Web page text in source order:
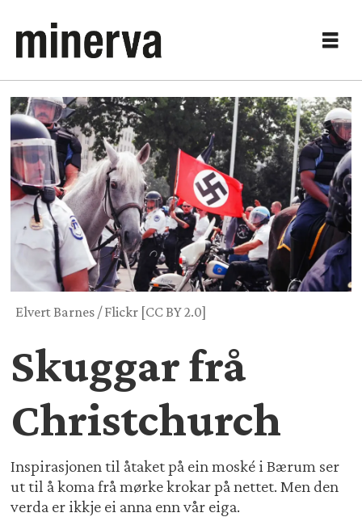
Elvert Barnes / Flickr [CC BY 2.0]
Skuggar frå
Christchurch
Inspirasjonen til åtaket på ein moské i Bærum ser
ut til å koma frå mørke krokar på nettet. Men den
verda er ikkje ei anna enn vår eiga.